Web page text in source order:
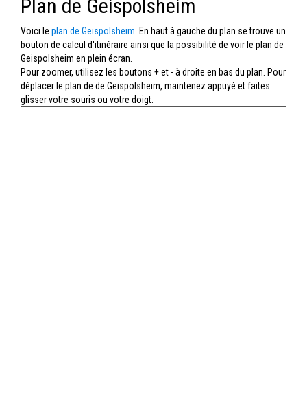
Plan de Geispolsheim
Voici le plan de Geispolsheim . En haut à gauche du plan se trouve un
bouton de calcul d'itinéraire ainsi que la possibilité de voir le plan de
Geispolsheim en plein écran.
Pour zoomer, utilisez les boutons + et - à droite en bas du plan. Pour
déplacer le plan de de Geispolsheim, maintenez appuyé et faites
glisser votre souris ou votre doigt.